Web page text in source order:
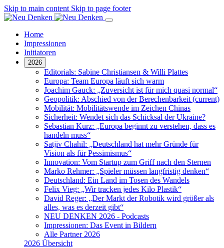
Skip to main content Skip to page footer
Home
Impressionen
Initiatoren
2026
Editorials: Sabine Christiansen & Willi Plattes
Europa: Team Europa läuft sich warm
Joachim Gauck: „Zuversicht ist für mich quasi normal“
Geopolitik: Abschied von der Berechenbarkeit (current)
Mobilität: Mobilitätswende im Zeichen Chinas
Sicherheit: Wendet sich das Schicksal der Ukraine?
Sebastian Kurz: „Europa beginnt zu verstehen, dass es
handeln muss“
Satjiv Chahil: „Deutschland hat mehr Gründe für
Vision als für Pessimismus“
Innovation: Vom Startup zum Griff nach den Sternen
Marko Rehmer: „Spieler müssen langfristig denken“
Deutschland: Ein Land im Tosen des Wandels
Felix Vieg: „Wir tracken jedes Kilo Plastik“
David Reger: „Der Markt der Robotik wird größer als
alles, was es derzeit gibt“
NEU DENKEN 2026 - Podcasts
Impressionen: Das Event in Bildern
Alle Partner 2026
2026 Übersicht